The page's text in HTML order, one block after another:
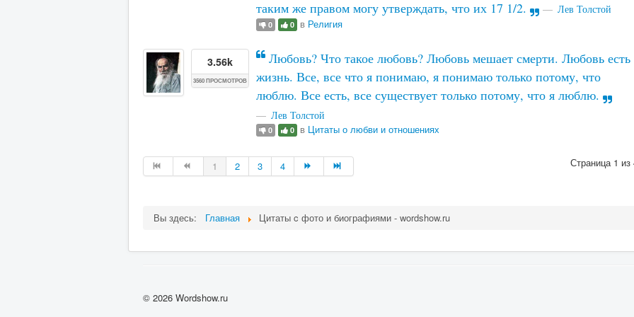
таким же правом могу утверждать, что их 17 1/2.
Лев Толстой
0 0 в Религия
3.56k
3560 ПРОСМОТРОВ
Любовь? Что такое любовь? Любовь мешает смерти. Любовь есть
жизнь. Все, все что я понимаю, я понимаю только потому, что
люблю. Все есть, все существует только потому, что я люблю.
Лев Толстой
0 0 в Цитаты о любви и отношениях
Страница 1 из
1 2 3 4
Вы здесь: Главная Цитаты c фото и биографиями - wordshow.ru
© 2026 Wordshow.ru